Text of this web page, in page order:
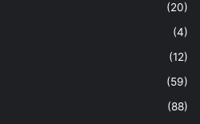
(20)
(4)
(12)
(59)
(88)